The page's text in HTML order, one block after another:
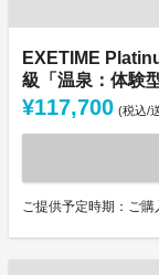
EXETIME
級「温泉：体験
¥117,700 (税込/
ご提供予定時期：ご購